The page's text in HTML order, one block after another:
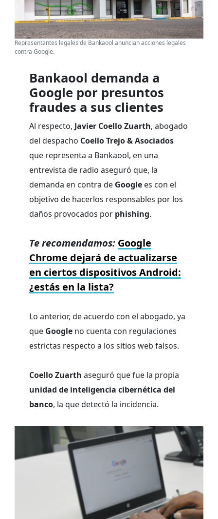
Representantes legales de Bankaool anuncian acciones legales
contra Google.
Bankaool demanda a
Google por presuntos
fraudes a sus clientes
Al respecto, Javier Coello Zuarth, abogado
del despacho Coello Trejo & Asociados
que representa a Bankaool, en una
entrevista de radio aseguró que, la
demanda en contra de Google es con el
objetivo de hacerlos responsables por los
daños provocados por phishing.
Te recomendamos: Google
Chrome dejará de actualizarse
en ciertos dispositivos Android:
¿estás en la lista?
Lo anterior, de acuerdo con el abogado, ya
que Google no cuenta con regulaciones
estrictas respecto a los sitios web falsos.
Coello Zuarth aseguró que fue la propia
unidad de inteligencia cibernética del
banco, la que detectó la incidencia.